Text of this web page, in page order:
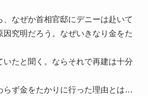
、なぜか首相官邸にデニーは赴いて
因究明だろう。なぜいきなり金をた
いたと聞く。ならそれで再建は十分
らず金をたかりに行った理由とは…